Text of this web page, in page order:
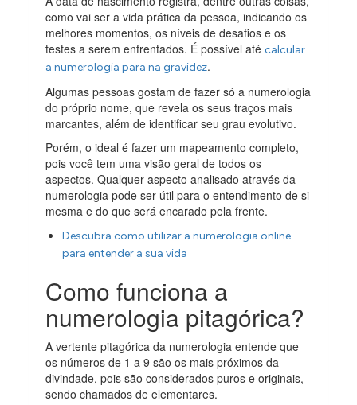
como vai ser a vida prática da pessoa, indicando os
melhores momentos, os níveis de desafios e os
testes a serem enfrentados. É possível atécalcular
a numerologia para na gravidez.
Algumas pessoas gostam de fazer só a numerologia
do próprio nome, que revela os seus traços mais
marcantes, além de identificar seu grau evolutivo.
Porém, o ideal é fazer um mapeamento completo,
pois você tem uma visão geral de todos os
aspectos. Qualquer aspecto analisado através da
numerologia pode ser útil para o entendimento de si
mesma e do que será encarado pela frente.
Descubra como utilizar a numerologia online
para entender a sua vida
Como funciona a
numerologia pitagórica?
A vertente pitagórica da numerologia entende que
os números de 1 a 9 são os mais próximos da
divindade, pois são considerados puros e originais,
sendo chamados de elementares.